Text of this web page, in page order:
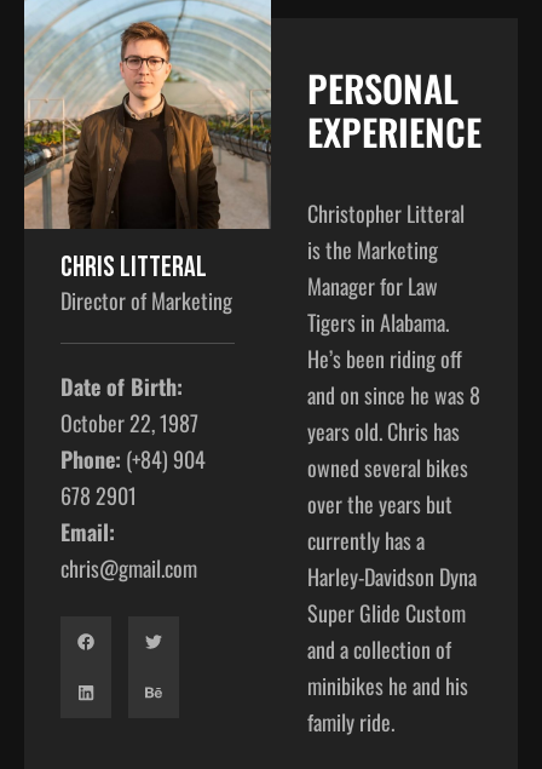
Chris Litteral
Director of Marketing
Date of Birth:
October 22, 1987
Phone: (+84) 904
678 2901
Email:
chris@gmail.com
PERSONAL
EXPERIENCE​
Christopher Litteral
is the Marketing
Manager for Law
Tigers in Alabama.
He’s been riding off
and on since he was 8
years old. Chris has
owned several bikes
over the years but
currently has a
Harley-Davidson Dyna
Super Glide Custom
and a collection of
minibikes he and his
family ride.